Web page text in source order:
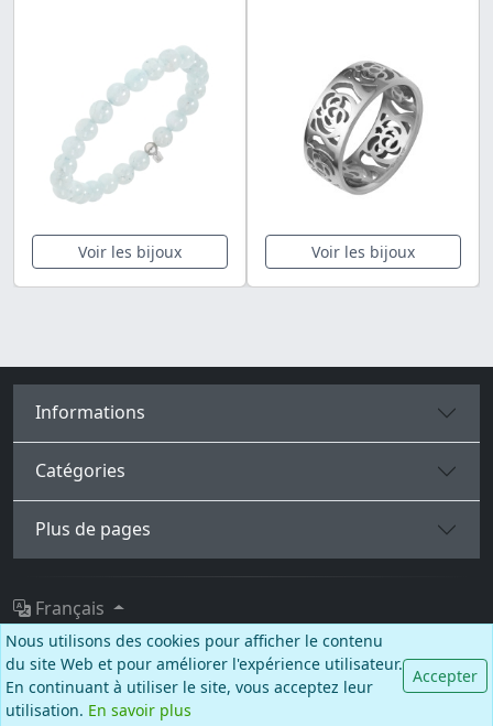
Voir les bijoux Voir les bijoux
Informations
Catégories
Plus de pages
© BALCANO
Facebook Instagram TikTok
Français
Nous utilisons des cookies pour afficher le contenu
du site Web et pour améliorer l'expérience utilisateur.
En continuant à utiliser le site, vous acceptez leur
utilisation. En savoir plus
Accepter